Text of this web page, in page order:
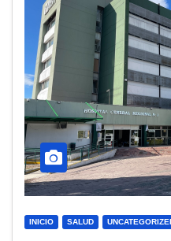
INICIO SALUD